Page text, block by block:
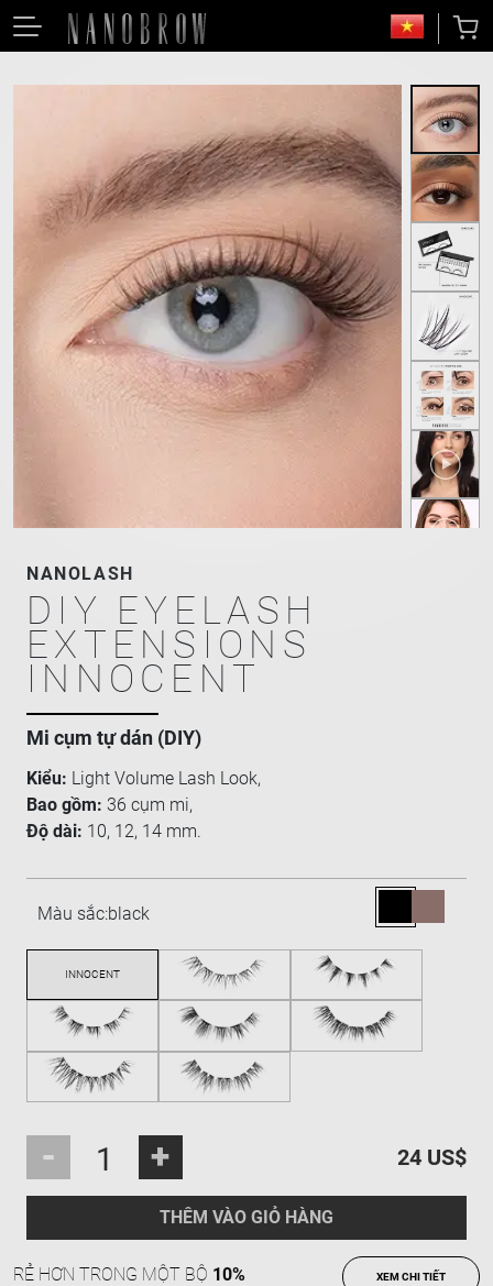
NANOLASH
DIY EYELASH
EXTENSIONS
INNOCENT
Mi cụm tự dán (DIY)
Kiểu: Light Volume Lash Look,
Bao gồm: 36 cụm mi,
Độ dài: 10, 12, 14 mm.
Màu sắc:black
- + 24 US$
THÊM VÀO GIỎ HÀNG
RẺ HƠN TRONG MỘT BỘ 10% XEM CHI TIẾT